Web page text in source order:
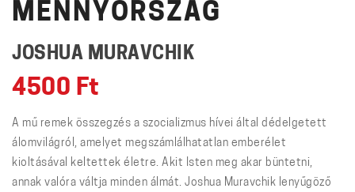
MENNYORSZÁG
JOSHUA MURAVCHIK
4500 Ft
A mű remek összegzés a szocializmus hívei által dédelgetett
álomvilágról, amelyet megszámlálhatatlan emberélet
kioltásával keltettek életre. Akit Isten meg akar büntetni,
annak valóra váltja minden álmát. Joshua Muravchik lenyűgöző